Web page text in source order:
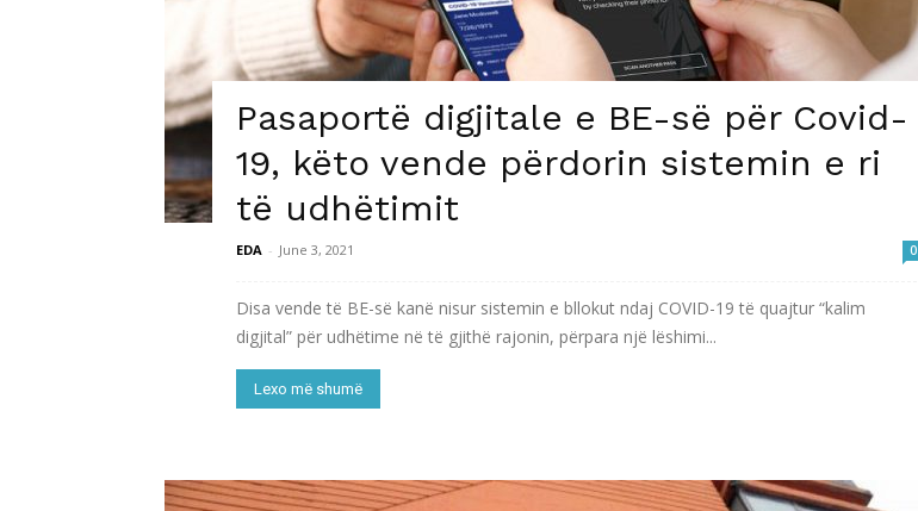
Pasaportë digjitale e BE-së për Covid-
19, këto vende përdorin sistemin e ri
të udhëtimit
EDA - June 3, 2021 0
Disa vende të BE-së kanë nisur sistemin e bllokut ndaj COVID-19 të quajtur “kalim
digjital” për udhëtime në të gjithë rajonin, përpara një lëshimi...
Lexo më shumë